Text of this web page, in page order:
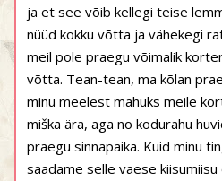
ja et see võib kellegi teise
nüüd kokku võtta ja vähekegi
meil pole praegu võimalik
võtta. Tean-tean, ma kõlan
minu meelest mahuks meile
miška ära, aga no kodurahu
praegu sinnapaika. Kuid minu
saadame selle vaese